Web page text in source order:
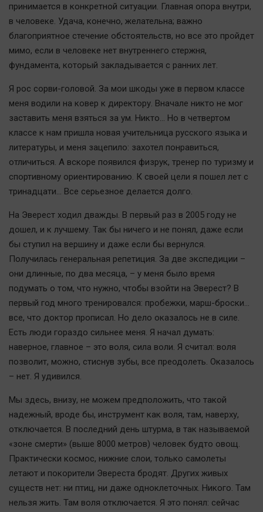
Обсуждаем
Отдых
Персона
Тенденции
Точка на карте
принимается в конкретной ситуации. Главная опора внутри,
в человеке. Удача, конечно, желательна; важно
благоприятное стечение обстоятельств, но все это пройдет
мимо, если в человеке нет внутреннего стержня,
фундамента, который закладывается с ранних лет.
Я рос сорви-головой. За мои шкоды уже в первом классе
меня водили на ковер к директору. Вначале никто не мог
заставить меня взяться за ум. Никто... Но в четвертом
классе к нам пришла новая учительница русского языка и
литературы, и меня зацепило: захотел понравиться,
отличиться. А вскоре появился физрук, тренер по туризму и
спортивному ориентированию. К своей цели я пошел лет с
тринадцати... Все серьезное делается долго.
На Эверест ходил дважды. В первый раз в 2005 году не
дошел, и к лучшему. Так бы ничего и не понял, даже если
бы ступил на вершину и даже если бы вернулся.
Получилась генеральная репетиция. За две экспедиции –
они длинные, по два месяца, – у меня было время
подумать о том, что нужно, чтобы взойти на Эверест? В
первый год много тренировался: пробежки, марш-броски…
все, что доктор прописал. Но дело оказалось не в силе.
Есть люди гораздо сильнее меня. Я начал думать:
наверное, главное – это воля, сила воли. Я считал: воля
позволит, можно, стиснув зубы, все преодолеть. Оказалось
– нет. Я удивился.
Мы здесь, внизу, не можем предположить, что такой
надежный, вроде бы, инструмент как воля, там, наверху,
отключается. В последний день штурма, в так называемой
«зоне смерти» (выше 8000 метров) человек будто овощ.
Практически космос, нижние слои, только самолеты
летают и покорители Эвереста бродят. Других живых
существ нет: ни птиц, ни даже одноклеточных. Никого. Там
нельзя жить. Там воля отключается. Я это понял: сейчас